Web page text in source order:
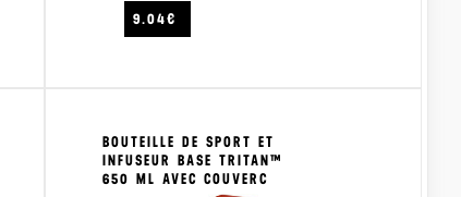
VOIR LE PRODUIT
9.04€
BOUTEILLE DE SPORT ET
INFUSEUR BASE TRITAN™
650 ML AVEC COUVERC